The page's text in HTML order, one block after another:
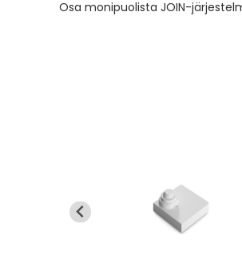
Osa monipuolista JOIN-